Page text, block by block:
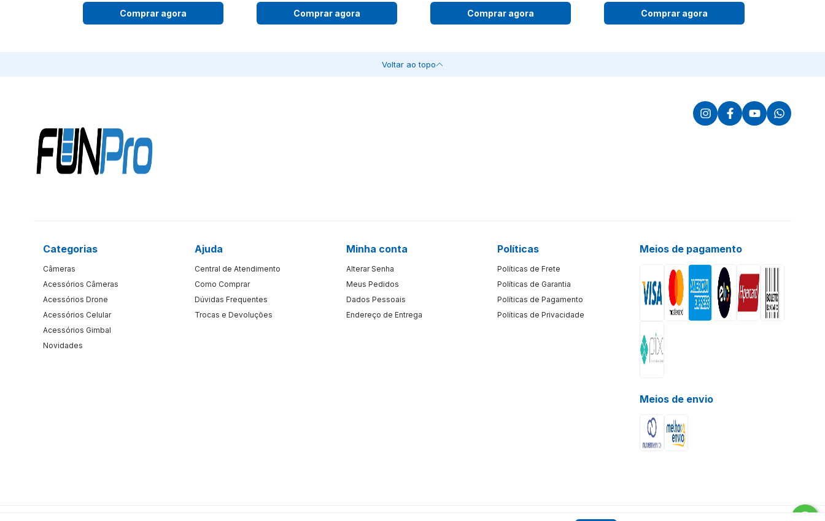
Comprar agora Comprar agora Comprar agora Comprar agora
Voltar ao topo
Categorias
Câmeras
Acessórios Câmeras
Acessórios Drone
Acessórios Celular
Acessórios Gimbal
Novidades
Ajuda
Central de Atendimento
Como Comprar
Dúvidas Frequentes
Trocas e Devoluções
Minha conta
Alterar Senha
Meus Pedidos
Dados Pessoais
Endereço de Entrega
Políticas
Políticas de Frete
Políticas de Garantia
Políticas de Pagamento
Políticas de Privacidade
Meios de pagamento
Meios de envio